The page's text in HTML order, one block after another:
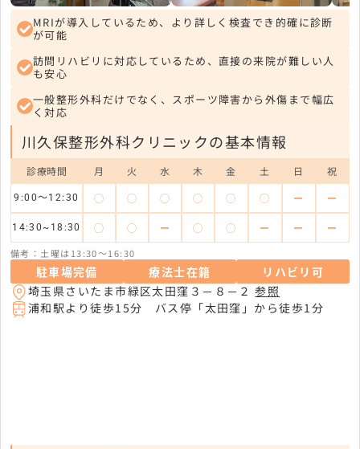
MRIが導入しているため、より詳しく検査でき的確に診断
が可能
訪問リハビリに対応しているため、直接の来院が難しい人
も安心
一般整形外科だけでなく、スポーツ障害から外傷まで幅広
く対応
川久保整形外科クリニックの基本情報
診療時間 月 火 水 木 金 土 日 祝
9:00～12:30 ◯ ◯ ◯ ◯ ◯ ◯ ー ー
14:30~18:30 ◯ ◯ ー ◯ ◯ ー ー ー
備考：土曜は13:30～16:30
駐車場完備 療法士在籍
リハビリ可
埼玉県さいたま市緑区太田窪３－８－２参照
浦和駅より徒歩15分 バス停「太田窪」から徒歩1分